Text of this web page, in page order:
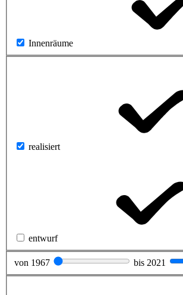
Innenräume
realisiert
entwurf
von 1967 bis 2021